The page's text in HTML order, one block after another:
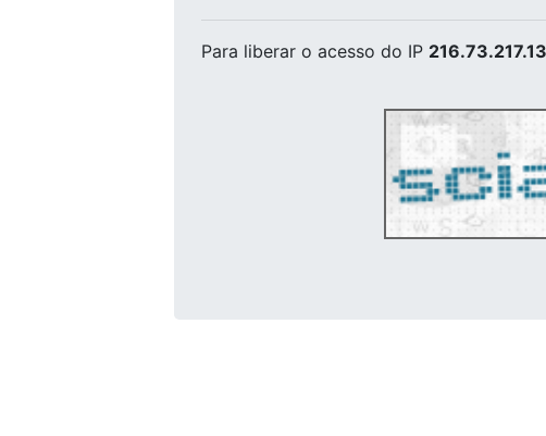
Para liberar o acesso do IP 216.73.217.13